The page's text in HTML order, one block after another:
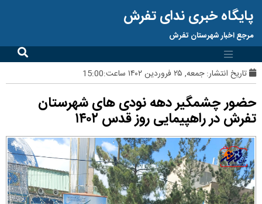
پایگاه خبری ندای تفرش
مرجع اخبار شهرستان تفرش
تاریخ انتشار:جمعه, ۲۵ فروردین ۱۴۰۲ ساعت:15:00
حضور چشمگیر دهه نودی های شهرستان
تفرش در راهپیمایی روز قدس ۱۴۰۲